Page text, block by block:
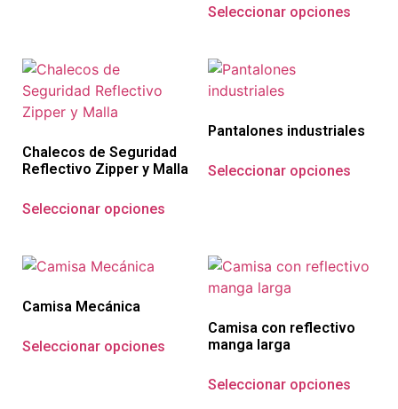
Seleccionar opciones
Chalecos de Seguridad
Reflectivo Zipper y Malla
Seleccionar opciones
Pantalones industriales
Seleccionar opciones
Camisa Mecánica
Seleccionar opciones
Camisa con reflectivo
manga larga
Seleccionar opciones